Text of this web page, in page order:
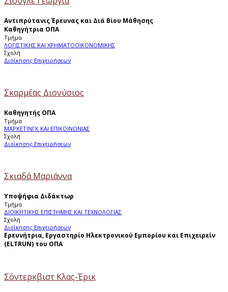
Αντιπρύτανις Έρευνας και Διά Βίου Μάθησης
Καθηγήτρια ΟΠΑ
Τμήμα
ΛΟΓΙΣΤΙΚΗΣ ΚΑΙ ΧΡΗΜΑΤΟΟΙΚΟΝΟΜΙΚΗΣ
Σχολή
Διοίκησης Επιχειρήσεων
Σκαρμέας Διονύσιος
Καθηγητής ΟΠΑ
Τμήμα
ΜΑΡΚΕΤΙΝΓΚ ΚΑΙ ΕΠΙΚΟΙΝΩΝΙΑΣ
Σχολή
Διοίκησης Επιχειρήσεων
Σκιαδά Μαριάννα
Υποψήφια Διδάκτωρ
Τμήμα
ΔΙΟΙΚΗΤΙΚΗΣ ΕΠΙΣΤΗΜΗΣ ΚΑΙ ΤΕΧΝΟΛΟΓΙΑΣ
Σχολή
Διοίκησης Επιχειρήσεων
Ερευνήτρια, Εργαστηρίο Ηλεκτρονικού Εμπορίου και Επιχειρείν
(ELTRUN) του ΟΠΑ
Σόντερκβιστ Κλας-Έρικ